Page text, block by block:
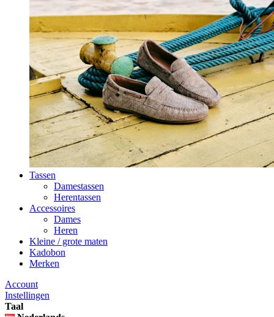
Tassen
Damestassen
Herentassen
Accessoires
Dames
Heren
Kleine / grote maten
Kadobon
Merken
Account
Instellingen
Taal